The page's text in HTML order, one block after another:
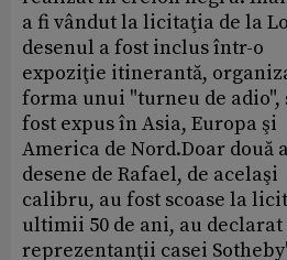
a fi vândut la licitaţia de la
desenul a fost inclus într-o
expoziţie itinerantă,
forma unui "turneu de adio",
fost expus în Asia, Europa şi
America de Nord.Doar două
desene de Rafael, de acelaşi
calibru, au fost scoase la
ultimii 50 de ani, au declarat
reprezentanţii casei